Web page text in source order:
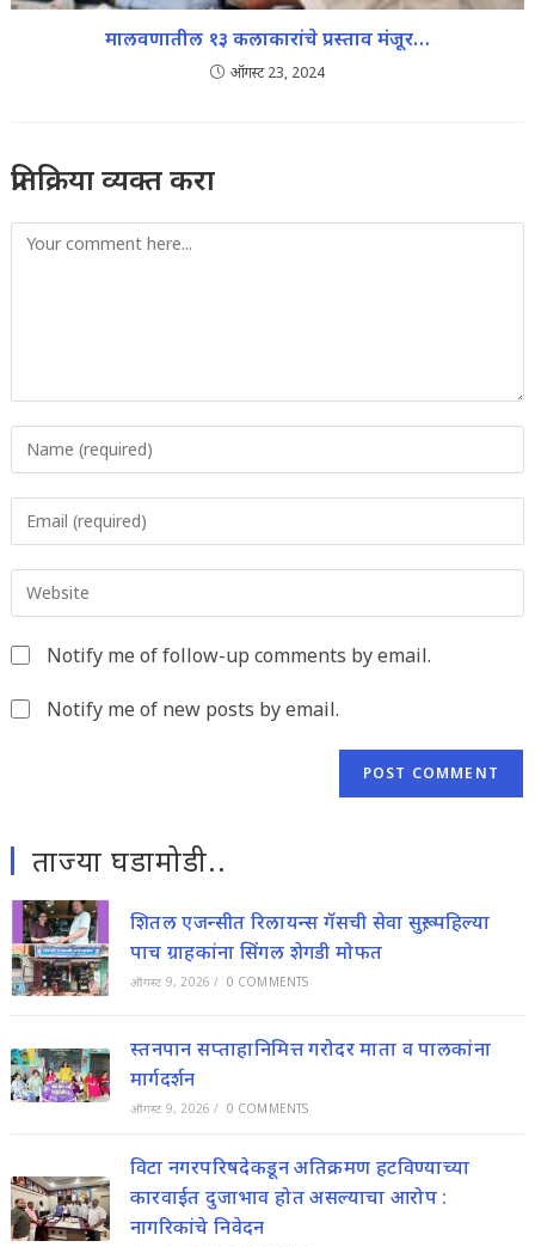
मालवणातील १३ कलाकारांचे प्रस्ताव मंजूर…
ऑगस्ट 23, 2024
प्रतिक्रिया व्यक्त करा
Comment
your
username
to
comment
your
address
toyour
URL
Notify me of follow-up comments by email.
Notify me of new posts by email.
ताज्या घडामोडी..
शितल एजन्सीत रिलायन्स गॅसची सेवा सुरू; पहिल्या
पाच ग्राहकांना सिंगल शेगडी मोफत
ऑगस्ट 9, 2026 / 0 COMMENTS
स्तनपान सप्ताहानिमित्त गरोदर माता व पालकांना
मार्गदर्शन
ऑगस्ट 9, 2026 / 0 COMMENTS
विटा नगरपरिषदेकडून अतिक्रमण हटविण्याच्या
कारवाईत दुजाभाव होत असल्याचा आरोप :
नागरिकांचे निवेदन